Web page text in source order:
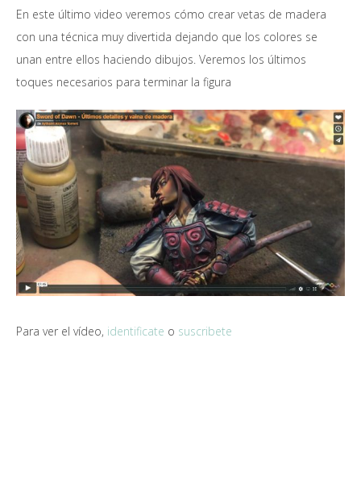
En este último video veremos cómo crear vetas de madera
con una técnica muy divertida dejando que los colores se
unan entre ellos haciendo dibujos. Veremos los últimos
toques necesarios para terminar la figura
Para ver el vídeo, identificate o suscribete